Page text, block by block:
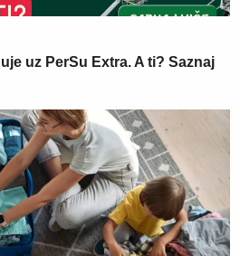
uz PerSu Extra. A ti? Saznaj